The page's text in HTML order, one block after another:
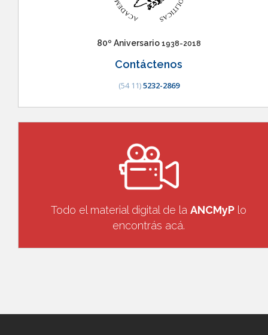
80º Aniversario 1938-2018
Contáctenos
(54 11)5232-2869
Todo el material digital de la ANCMyP lo
encontrás acá.